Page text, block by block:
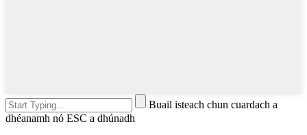
Buail isteach chun cuardach a
dhéanamh nó ESC a dhúnadh